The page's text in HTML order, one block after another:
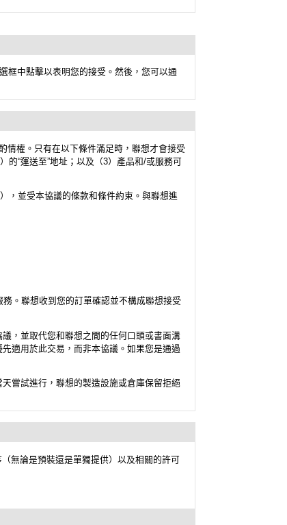
框中點擊以表明您的接受。然後，您可以通
情權。只有在以下條件滿足時，聯想才會接受
的“運送至”地址；以及（3）產品和/或服務可
，並受本協議的條款和條件約束。與聯想進
。聯想收到您的訂單確認並不構成聯想接受
，並取代您和聯想之間的任何口頭或書面溝
適用於此交易，而非本協議。如果您是通過
嘗試進行，聯想的製造設施或倉庫保留拒絕
無論是預裝還是單獨提供）以及相關的許可